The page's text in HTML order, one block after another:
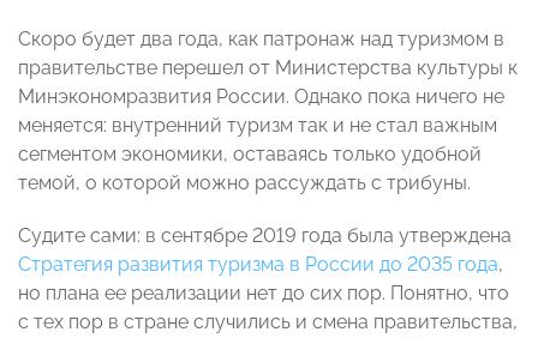
Скоро будет два года, как патронаж над туризмом в
правительстве перешел от Министерства культуры к
Минэкономразвития России. Однако пока ничего не
меняется: внутренний туризм так и не стал важным
сегментом экономики, оставаясь только удобной
темой, о которой можно рассуждать с трибуны.
Судите сами: в сентябре 2019 года была утверждена
Стратегия развития туризма в России до 2035 года,
но плана ее реализации нет до сих пор. Понятно, что
с тех пор в стране случились и смена правительства,